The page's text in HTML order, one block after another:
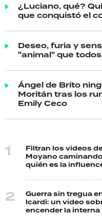
¿Luciano, qué?
que conquistó el
Deseo, furia y
"animal" que
Ángel de Brito
Moritán tras los
Emily Ceco
Filtran los videos
Moyano
quién es la
Guerra sin tregua
Icardi: un video
encender la interna